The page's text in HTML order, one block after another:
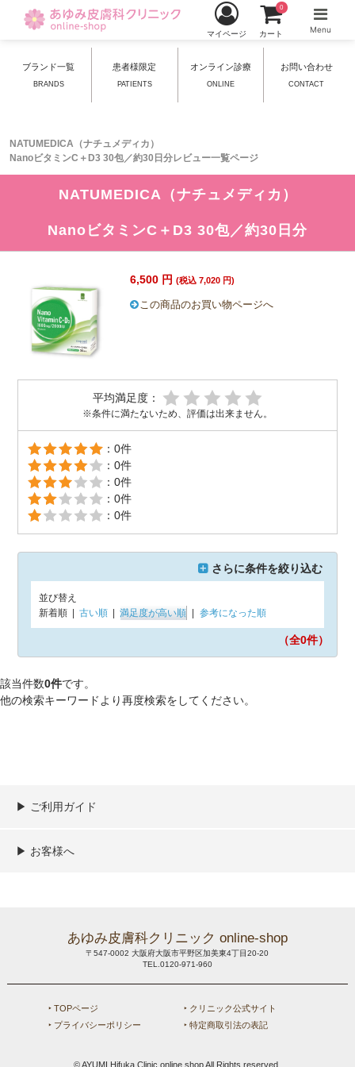
ブランド一覧
BRANDS
患者様限定
PATIENTS
オンライン診療
ONLINE
お問い合わせ
CONTACT
NATUMEDICA（ナチュメディカ）
NanoビタミンC＋D3 30包／約30日分レビュー一覧ページ
マイページ カート
0
Menu
NATUMEDICA（ナチュメディカ）
NanoビタミンC＋D3 30包／約30日分
6,500 円 (税込 7,020 円)
この商品のお買い物ページへ
平均満足度：
※条件に満たないため、評価は出来ません。
：0件
：0件
：0件
：0件
：0件
さらに条件を絞り込む
並び替え
新着順
古い順 満足度が高い順 参考になった順
（全0件）
該当件数0件です。
他の検索キーワードより再度検索をしてください。
▶︎ ご利用ガイド
ご利用ガイド
決済／配送／送料について
取り扱い商品一覧
顧客情報の取扱について
特定商取引法の表記
▶︎ お客様へ
あゆみ皮膚科クリニック online-shop
〒547-0002 大阪府大阪市平野区加美東4丁目20-20
TEL.0120-971-960
‣ TOPページ
‣ クリニック公式サイト
‣ プライバシーポリシー
‣ 特定商取引法の表記
© AYUMI Hifuka Clinic online shop All Rights reserved.